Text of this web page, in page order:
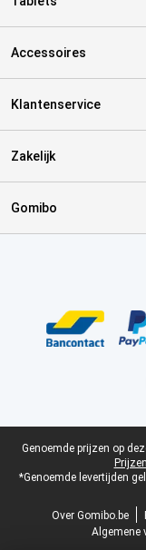
Accessoires
Klantenservice
Zakelijk
Gomibo
Juridische voettekst
Genoemde prijzen op
*Genoemde levertijden
Over Gomibo.be
Algemene